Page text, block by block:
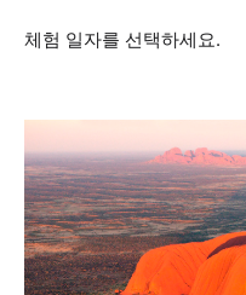
체험 일자를 선택하세요.